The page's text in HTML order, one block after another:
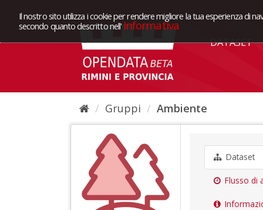
Il nostro sito utilizza i cookie per rendere migliore la tua esperienza di
secondo quanto descritto nell' Informativa
DATASET
Gruppi Ambiente
Dataset
Flusso di